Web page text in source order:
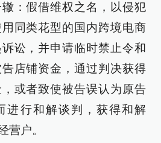
：假借维权之名，以侵犯
同类花型的国内跨境电商
讼，并申请临时禁止令和
店铺资金，通过判决获得
或者致使被告误认为原告
进行和解谈判，获得和解
营户。